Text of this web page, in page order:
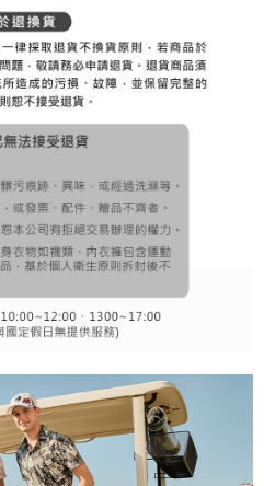
依據個別帳號之用戶狀況，依本公司即
額度不足之情形，本公司將視審查結果
人資訊註冊。若發現惡意使用之情形，
用戶之使用額度並採取法律行動。
上)免運費
上)免運費